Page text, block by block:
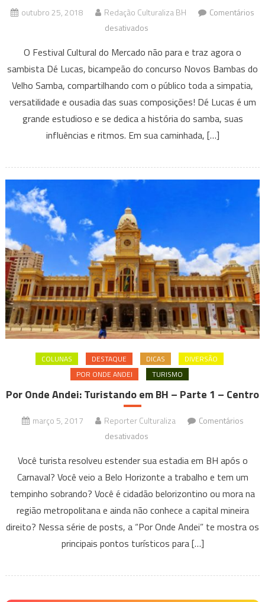
outubro 25, 2018 Redação Culturaliza BH
Comentários
desativados
Lucas
no
Mercado
Central
O Festival Cultural do Mercado não para e traz agora o
sambista Dé Lucas, bicampeão do concurso Novos Bambas do
Velho Samba, compartilhando com o público toda a simpatia,
versatilidade e ousadia das suas composições! Dé Lucas é um
grande estudioso e se dedica a história do samba, suas
influências e ritmos. Em sua caminhada, […]
COLUNAS DESTAQUE DICAS
DIVERSÃO
POR ONDE ANDEI
TURISMO
Por Onde Andei: Turistando em BH – Parte 1 – Centro
março 5, 2017 Reporter Culturaliza
Comentários
desativados
Onde
Andei:
Turistando
em
BH
–
Centro
Você turista resolveu estender sua estadia em BH após o
Carnaval? Você veio a Belo Horizonte a trabalho e tem um
tempinho sobrando? Você é cidadão belorizontino ou mora na
região metropolitana e ainda não conhece a capital mineira
direito? Nessa série de posts, a “Por Onde Andei” te mostra os
principais pontos turísticos para […]